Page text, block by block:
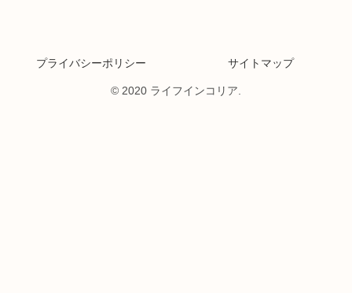
プライバシーポリシー サイトマップ
© 2020 ライフインコリア.